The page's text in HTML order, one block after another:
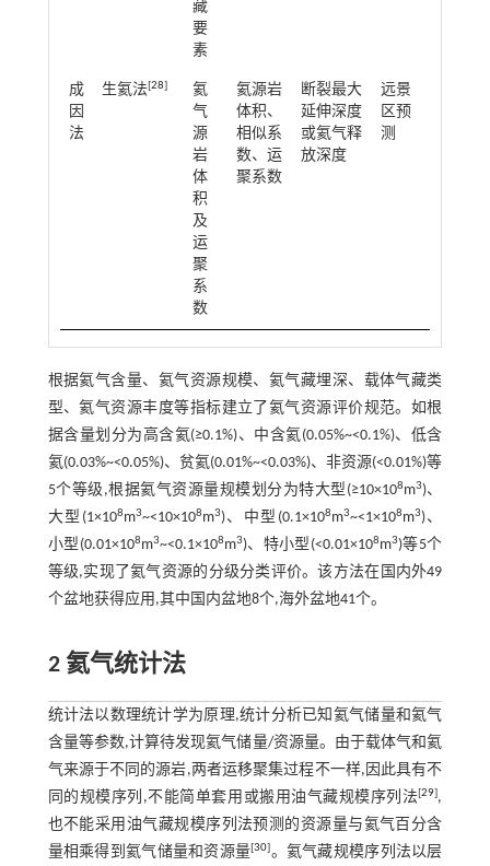
藏
要
素
成
因
法
生氦法[28]
氦
气
源
岩
体
积
及
运
聚
系
数
氦源岩
体积、
相似系
数、运
聚系数
断裂最大
延伸深度
或氦气释
放深度
远景
区预
测
根据氦气含量、氦气资源规模、氦气藏埋深、载体气藏类
型、氦气资源丰度等指标建立了氦气资源评价规范。如根
据含量划分为高含氦(≥0.1%)、中含氦(0.05%~<0.1%)、低含
氦(0.03%~<0.05%)、贫氦(0.01%~<0.03%)、非资源(<0.01%)等
5个等级,根据氦气资源量规模划分为特大型(≥10×108m3)、
大型(1×108m3~<10×108m3)、中型(0.1×108m3~<1×108m3)、
小型(0.01×108m3~<0.1×108m3)、特小型(<0.01×108m3)等5个
等级,实现了氦气资源的分级分类评价。该方法在国内外49
个盆地获得应用,其中国内盆地8个,海外盆地41个。
2 氦气统计法
统计法以数理统计学为原理,统计分析已知氦气储量和氦气
含量等参数,计算待发现氦气储量/资源量。由于载体气和氦
气来源于不同的源岩,两者运移聚集过程不一样,因此具有不
同的规模序列,不能简单套用或搬用油气藏规模序列法[29],
也不能采用油气藏规模序列法预测的资源量与氦气百分含
量相乘得到氦气储量和资源量[30]。氦气藏规模序列法以层